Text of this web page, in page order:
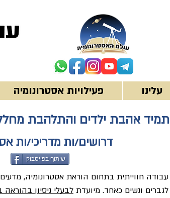
עלינו פעילויות אסטרונומיה
תמיד אהבת ילדים והתלהבת
דרושים/ות מדריכי/ות
שיתוף בפייסבוק
עבודה חווייתית בתחום הוראת אסטרונומיה,
לגברים ונשים כאחד. מיועדת לבעלי ניסיון בהוראה